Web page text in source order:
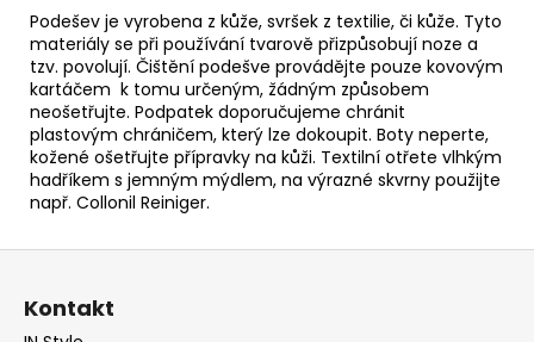
Podešev je vyrobena z kůže, svršek z textilie, či kůže. Tyto
materiály se při používání tvarově přizpůsobují noze a
tzv. povolují. Čištění podešve provádějte pouze kovovým
kartáčem k tomu určeným, žádným způsobem
neošetřujte. Podpatek doporučujeme chránit
plastovým chráničem, který lze dokoupit. Boty neperte,
kožené ošetřujte přípravky na kůži. Textilní otřete vlhkým
hadříkem s jemným mýdlem, na výrazné skvrny použijte
např. Collonil Reiniger.
Z
Kontakt